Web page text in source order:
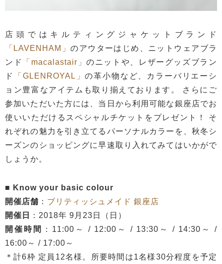
店頭ではキルティングジャケットブランド
「LAVENHAM」のアウターはじめ、ニットウェアブラ
ンド
「macalastair」のニットや、レザーグッズブラン
ド
「GLENROYAL」の革小物など、カラーバリエーシ
ョン豊富なアイテムも取り揃えております。 さらにご
参加いただいた方には、当日から利用可能な銀座店でお
使いいただけるスペシャルチケットをプレゼント！ そ
れぞれの魅力を引き立てるパーソナルカラーを、秋冬シ
ーズンのショッピングに早速取り入れてみてはいかがで
しょうか。
■ Know your basic colour
開催店舗 ： ブリティッシュメイド 銀座店
開催日
：2018年 9月23日（日）
開催時間
：11:00～ / 12:00～ / 13:30～ / 14:30～ /
16:00～ / 17:00～
＊計6枠 定員12名様。所要時間は1名様30分程度を予定